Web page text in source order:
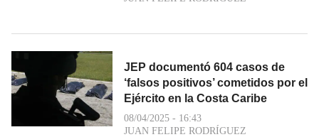
JEP documentó 604 casos de
‘falsos positivos’ cometidos por el
Ejército en la Costa Caribe
08/04/2025 - 16:43
JUAN FELIPE RODRÍGUEZ